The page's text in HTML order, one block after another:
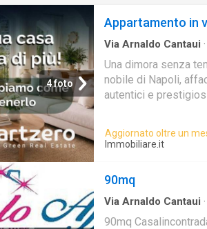
4 foto
Appartamento in
Via Arnaldo Cantaui ·
Una dimora senza
nobile di Napoli,
autentici e
Aggiornato oltre un
Immobiliare.it
90mq
Via Arnaldo Cantaui ·
90mq